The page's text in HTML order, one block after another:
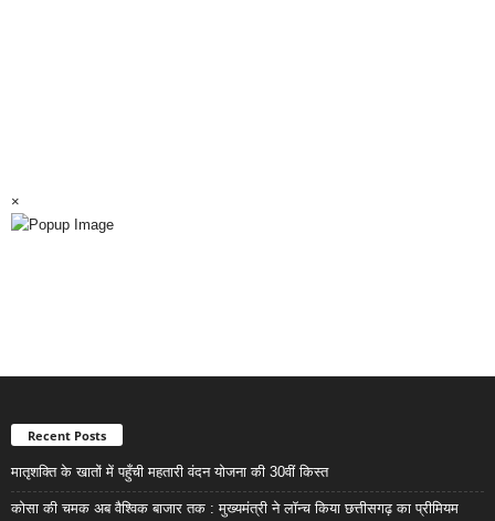
×
Recent Posts
मातृशक्ति के खातों में पहुँची महतारी वंदन योजना की 30वीं किस्त
कोसा की चमक अब वैश्विक बाजार तक : मुख्यमंत्री ने लॉन्च किया छत्तीसगढ़ का प्रीमियम